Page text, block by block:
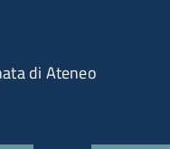
di Ateneo